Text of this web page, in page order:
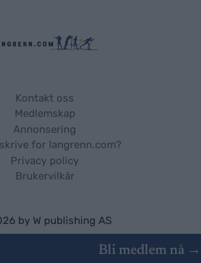
Bli medlem nå →
Kontakt oss
Medlemskap
Annonsering
for langrenn.com?
Privacy policy
Brukervilkår
by W publishing AS